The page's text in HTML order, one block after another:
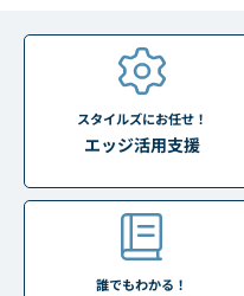
スタイルズにお任せ！
エッジ活用支援
誰でもわかる！